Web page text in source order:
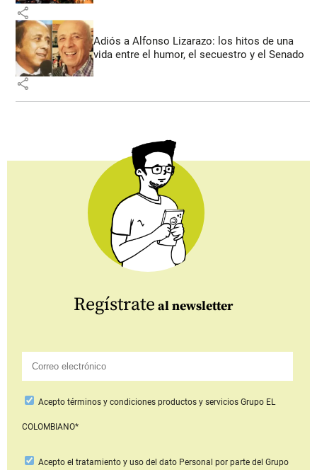
share
Adiós a Alfonso Lizarazo: los hitos de una
vida entre el humor, el secuestro y el Senado
share
Regístrate al newsletter
Aceptotérminos y condiciones productos y serviciosGrupo EL
COLOMBIANO*
Acepto el tratamiento y uso del dato Personal por parte del Grupo